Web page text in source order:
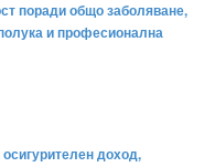
поради общо заболяване,
и професионална
доход,